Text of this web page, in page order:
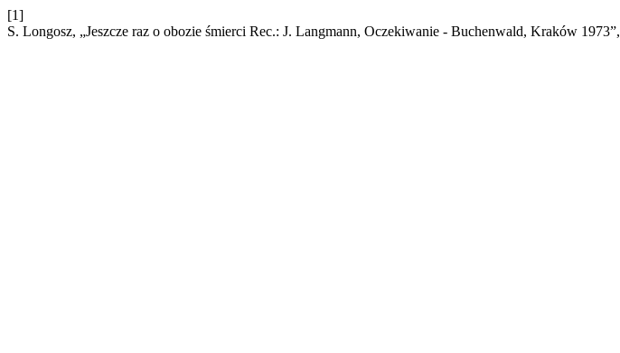
[1]
S. Longosz, „Jeszcze raz o obozie śmierci Rec.: J. Langmann, Oczekiwanie - Buchenwald, Kraków 1973”,